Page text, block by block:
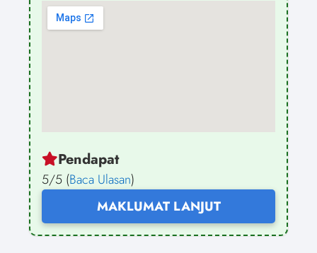
Pendapat
5/5 (Baca Ulasan)
MAKLUMAT LANJUT